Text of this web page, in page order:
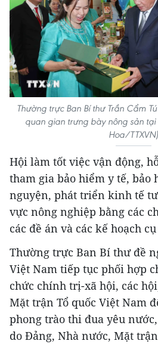
Thường trực Ban Bí thư Trần Cẩm
quan gian trưng bày nông sản
Hoa/TTXVN)
Hội làm tốt việc vận động,
tham gia bảo hiểm y tế, bảo
nguyện, phát triển kinh tế
vực nông nghiệp bằng các
các đề án và các kế hoạch
Thường trực Ban Bí thư đề
Việt Nam tiếp tục phối hợp
chức chính trị-xã hội, các
Mặt trận Tổ quốc Việt Nam
phong trào thi đua yêu
do Đảng, Nhà nước, Mặt